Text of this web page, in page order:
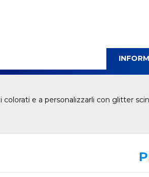
colorati e a personalizzarli con glitter